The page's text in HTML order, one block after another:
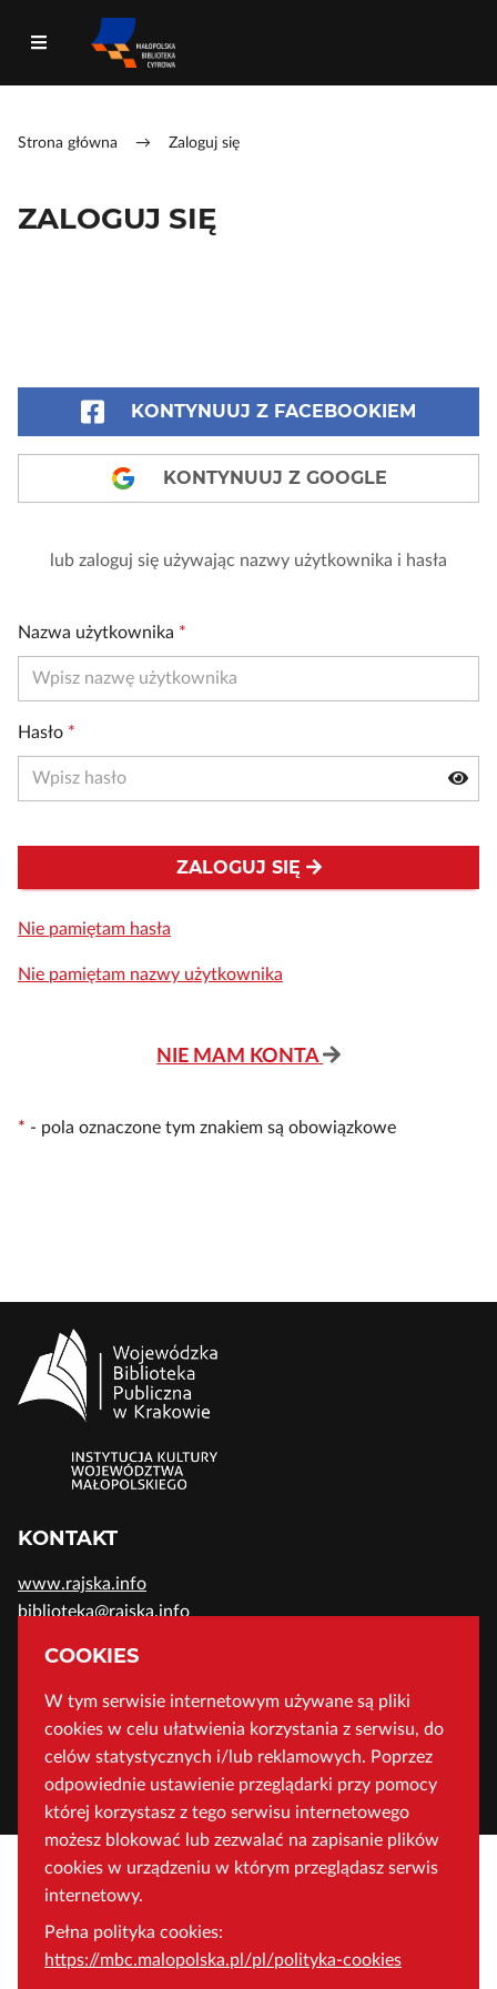
Strona główna → Zaloguj się
ZALOGUJ SIĘ
KONTYNUUJ Z FACEBOOKIEM
KONTYNUUJ Z GOOGLE
lub zaloguj się używając nazwy użytkownika i hasła
Nazwa użytkownika *
Hasło *
ZALOGUJ SIĘ
Nie pamiętam hasła
Nie pamiętam nazwy użytkownika
NIE MAM KONTA
* - pola oznaczone tym znakiem są obowiązkowe
COOKIES
W tym serwisie internetowym używane są pliki
cookies w celu ułatwienia korzystania z serwisu, do
celów statystycznych i/lub reklamowych. Poprzez
odpowiednie ustawienie przeglądarki przy pomocy
której korzystasz z tego serwisu internetowego
możesz blokować lub zezwalać na zapisanie plików
cookies w urządzeniu w którym przeglądasz serwis
internetowy.
Pełna polityka cookies:
https://mbc.malopolska.pl/pl/polityka-cookies
KONTAKT
www.rajska.info
biblioteka@rajska.info
telefon: (+48) 12 37-52-200
ADRES
Wojewódzka Biblioteka Publiczna w Krakowie
ul. Rajska 1 31-124 Kraków, Polska